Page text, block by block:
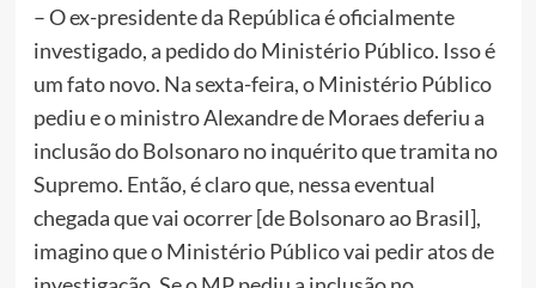
– O ex-presidente da República é oficialmente
investigado, a pedido do Ministério Público. Isso é
um fato novo. Na sexta-feira, o Ministério Público
pediu e o ministro Alexandre de Moraes deferiu a
inclusão do Bolsonaro no inquérito que tramita no
Supremo. Então, é claro que, nessa eventual
chegada que vai ocorrer [de Bolsonaro ao Brasil],
imagino que o Ministério Público vai pedir atos de